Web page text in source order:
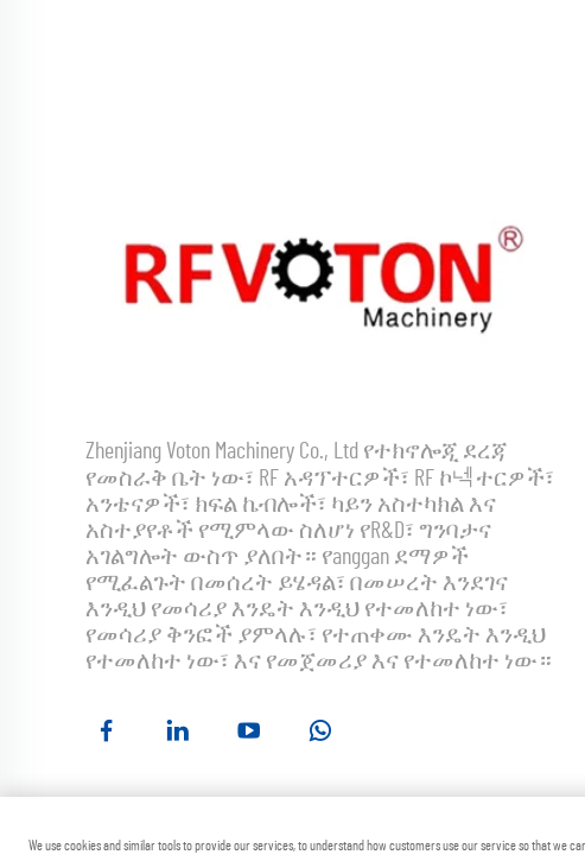
Zhenjiang Voton Machinery Co., Ltd የተክኖሎጂ ደረጃ
የመስራቅ ቤት ነው፣ RF አዳፕተርዎች፣ RF ኮ넥ተርዎች፣
አንቴናዎች፣ ክፍል ኬብሎች፣ ካይን አስተካክል እና
አስተያየቶች የሚምላው ስለሆነ የR&D፣ ግንባታና
አገልግሎት ውስጥ ያለበት። የanggan ደማዎች
የሚፈልጉት በመሰረት ይሄዳል፣ በመሠረት እንደገና
እንዲህ የመሳሪያ እንዴት እንዲህ የተመለከተ ነው፣
የመሳሪያ ቅንፎች ያምላሉ፣ የተጠቀሙ እንዴት እንዲህ
የተመለከተ ነው፣ እና የመጀመሪያ እና የተመለከተ ነው።
We use cookies and similar tools to provide our services, to understand how customers use our service so that